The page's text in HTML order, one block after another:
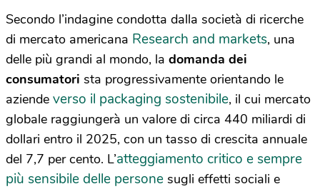
Secondo l’indagine condotta dalla società di ricerche
di mercato americana Research and markets, una
delle più grandi al mondo, la domanda dei
consumatori sta progressivamente orientando le
aziende verso il packaging sostenibile, il cui mercato
globale raggiungerà un valore di circa 440 miliardi di
dollari entro il 2025, con un tasso di crescita annuale
del 7,7 per cento. L’atteggiamento critico e sempre
più sensibile delle persone sugli effetti sociali e